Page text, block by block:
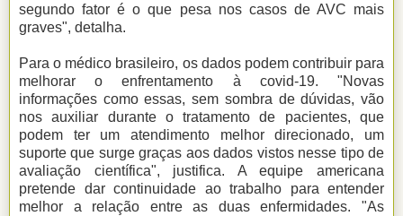
segundo fator é o que pesa nos casos de AVC mais
graves", detalha.
Para o médico brasileiro, os dados podem contribuir para
melhorar o enfrentamento à covid-19. "Novas
informações como essas, sem sombra de dúvidas, vão
nos auxiliar durante o tratamento de pacientes, que
podem ter um atendimento melhor direcionado, um
suporte que surge graças aos dados vistos nesse tipo de
avaliação científica", justifica. A equipe americana
pretende dar continuidade ao trabalho para entender
melhor a relação entre as duas enfermidades. "As